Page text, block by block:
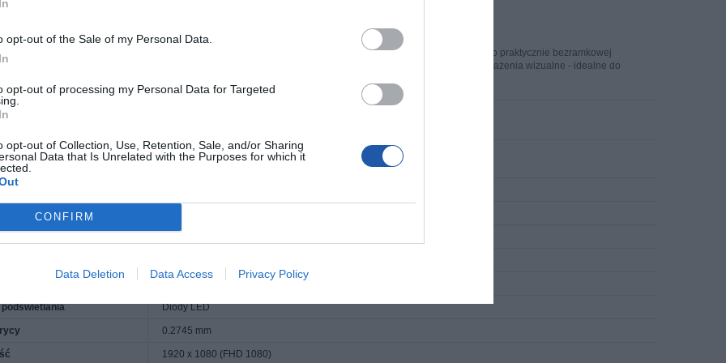
opt-out of the Sale of my Personal Data.
opt-out of processing my Personal Data for Targeted
opt-out of Collection, Use, Retention, Sale, and/or Sharing
Data that Is Unrelated with the Purposes for which it
CONFIRM
Data Deletion Data Access Privacy Policy
ekranu i mniej rozpraszania uwagi dzięki ultracienkiej ramce i minimalistycznej, smukłej podstawie podstawy o praktycznie bezramkowej
się w powietrzu podstawka podkreśla czystą, lekką estetykę, a bezszwowy ekran zapewnia wciągające wrażenia wizualne - idealne do
24G411A-B
Diody LED
0.2745 mm
1920 x 1080 (FHD 1080)